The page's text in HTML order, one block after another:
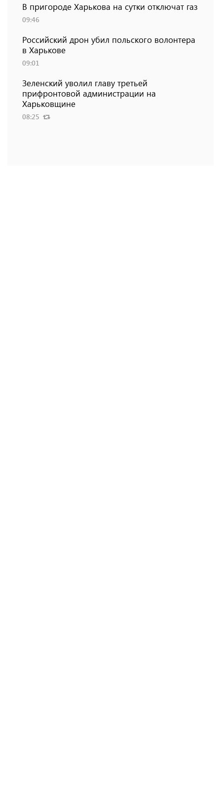
В пригороде Харькова на сутки отключат газ
09:46
Российский дрон убил польского волонтера
в Харькове
09:01
Зеленский уволил главу третьей
прифронтовой администрации на
Харьковщине
08:25